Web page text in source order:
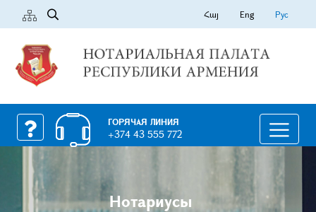
Հայ Eng Рус
ГОРЯЧАЯ ЛИНИЯ
+374 43 555 772
Нотариусы